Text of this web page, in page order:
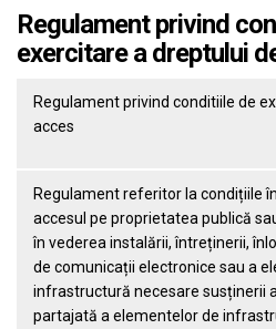
Regulament privind
exercitare a dreptului
Regulament privind conditiile de
acces
Regulament referitor la condițiile
accesul pe proprietatea publică
în vederea instalării, întreținerii,
de comunicații electronice sau a
infrastructură necesare susținerii
partajată a elementelor de